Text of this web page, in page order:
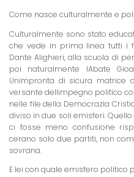
Come nasce culturalmente e
Culturalmente sono stato
che vede in prima linea tutti i
Dante Alighieri, alla scuola di
poi naturalmente lAbate
Unimpronta di sicura matrice
versante dellimpegno politico
nelle file della Democrazia
diviso in due soli emisferi.
ci fosse meno confusione
cerano solo due partiti, non
sovrana.
E lei con quale emisfero politico